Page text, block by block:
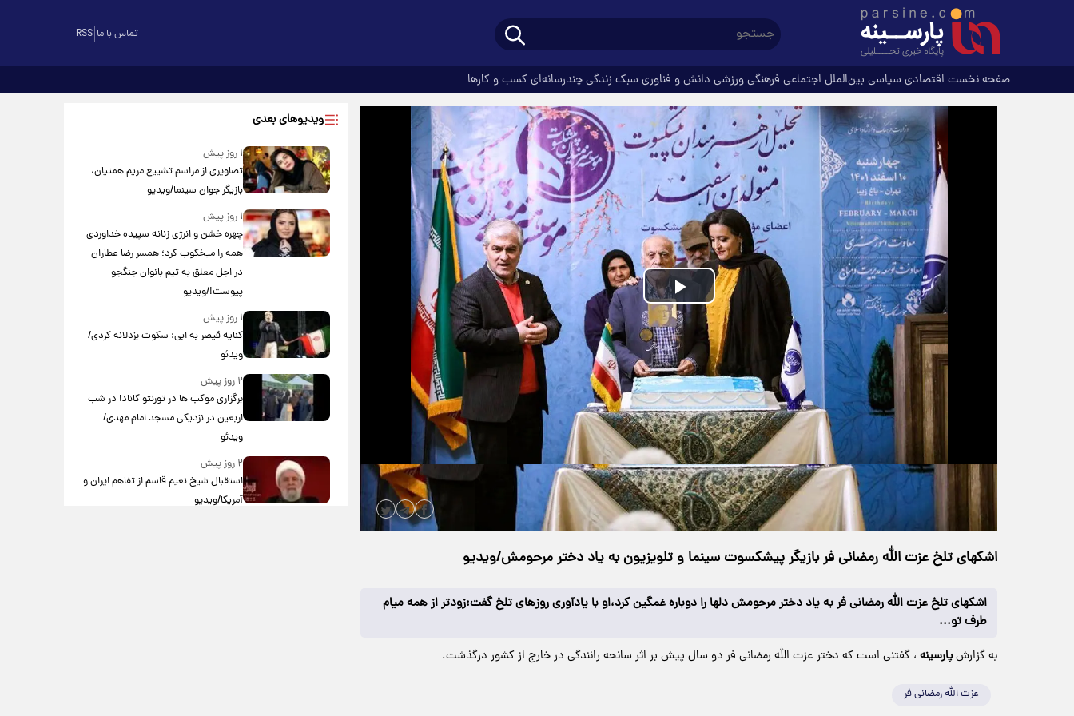
RSS تماس با ما
صفحه نخست اقتصادی سیاسی بین‌الملل اجتماعی فرهنگیورزشی دانش و فناوری سبک زندگیچندرسانه‌ای کسب و کارها
Play
Video
حجم ویدیو: 4.51M |مدت زمان ویدیو: 00:01:02
خانه ۰۹:۰۸39 بازدید
اشکهای تلخ عزت الله رمضانی فر بازیگر پیشکسوت سینما و تلویزیون به یاد دختر مرحومش/ویدیو
اشکهای تلخ عزت الله رمضانی فر به یاد دختر مرحومش دلها را دوباره غمگین کرد،او با یادآوری روزهای تلخ گفت:زودتر از همه میام
طرف تو...
به گزارشپارسینه ، گفتنی است که دختر عزت الله رمضانی فر دو سال پیش بر اثر سانحه رانندگی در خارج از کشور درگذشت.
عزت الله رمضانی فر
ویدیوهای بعدی
۱ روز پیش
تصاویری از مراسم تشییع مریم همتیان،
بازیگر جوان سینما/ویدیو
۱ روز پیش
چهره خشن و انرژی زنانه سپیده خداوردی
همه را میخکوب کرد؛ همسر رضا عطاران
در اجل معلق به تیم بانوان جنگجو
پیوست!/ویدیو
۱ روز پیش
کنایه قیصر به ابی: سکوت بزدلانه کردی/
ویدئو
۲ روز پیش
برگزاری موکب ها در تورنتو کانادا در شب
اربعین در نزدیکی مسجد امام مهدی/
ویدئو
۲ روز پیش
استقبال شیخ نعیم قاسم از تفاهم ایران و
آمریکا/ویدیو